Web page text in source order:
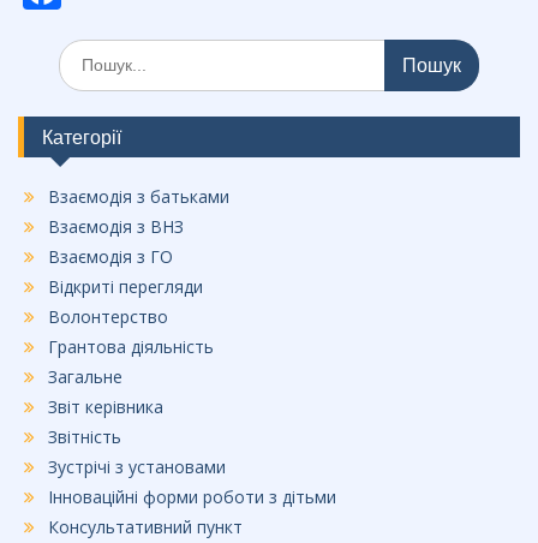
ac
e
b
o
o
k
Шукати:
Категорії
Взаємодія з батьками
Взаємодія з ВНЗ
Взаємодія з ГО
Відкриті перегляди
Волонтерство
Грантова діяльність
Загальне
Звіт керівника
Звітність
Зустрічі з установами
Інноваційні форми роботи з дітьми
Консультативний пункт